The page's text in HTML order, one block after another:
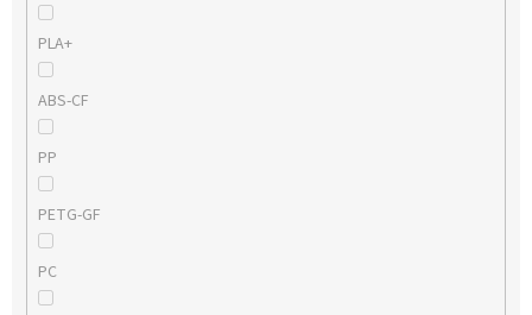
PLA+
ABS-CF
PP
PETG-GF
PC